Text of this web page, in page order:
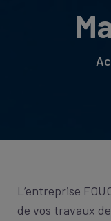
L’entreprise
de vos travaux